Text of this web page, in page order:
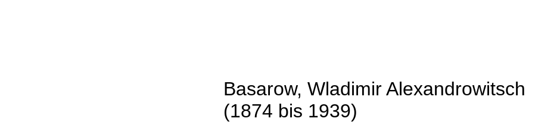
Basarow, Wladimir Alexandrowitsch
(1874 bis 1939)